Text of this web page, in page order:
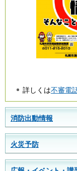
詳しくは不審電
消防出動情報
火災予防